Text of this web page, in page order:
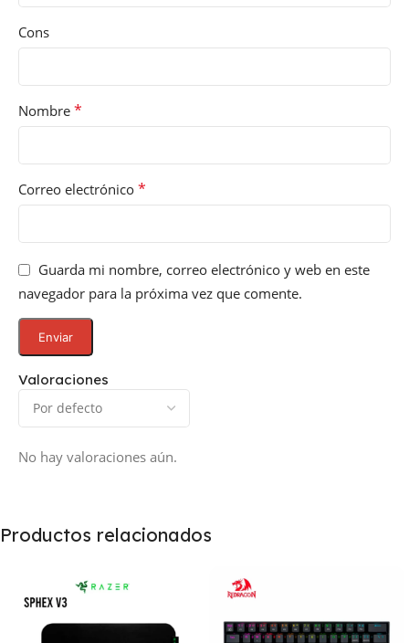
Valoraciones
No hay valoraciones aún.
Cons
Nombre *
Correo electrónico *
Guarda mi nombre, correo electrónico y web en este
navegador para la próxima vez que comente.
Productos relacionados